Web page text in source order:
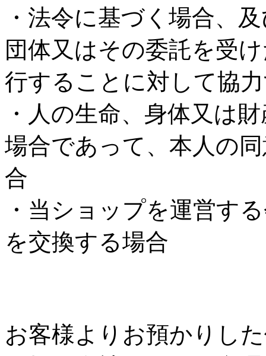
・法令に基づく場合、
団体又はその委託を受
行することに対して協
・人の生命、身体又は
場合であって、本人の
合
・当ショップを運営す
を交換する場合
お客様よりお預かりし